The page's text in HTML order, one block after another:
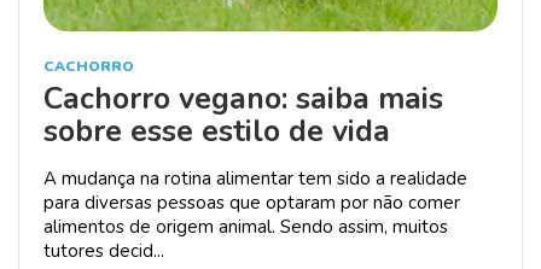
CACHORRO
Cachorro vegano: saiba mais
sobre esse estilo de vida
A mudança na rotina alimentar tem sido a realidade
para diversas pessoas que optaram por não comer
alimentos de origem animal. Sendo assim, muitos
tutores decid...